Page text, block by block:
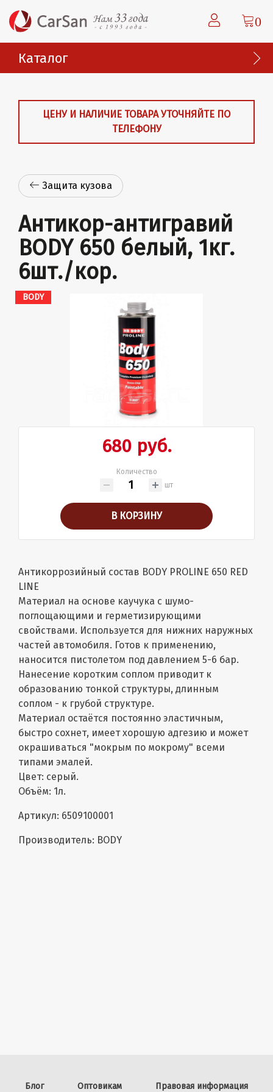
0
Каталог
ЦЕНУ И НАЛИЧИЕ ТОВАРА УТОЧНЯЙТЕ ПО
ТЕЛЕФОНУ
Защита кузова
Антикор-антигравий
BODY 650 белый, 1кг.
6шт./кор.
BODY
680 руб.
Количество
шт
В КОРЗИНУ
Антикоррозийный состав BODY PROLINE 650 RED
LINE
Материал на основе каучука с шумо-
поглощающими и герметизирующими
свойствами. Используется для нижних наружных
частей автомобиля. Готов к применению,
наносится пистолетом под давлением 5-6 бар.
Нанесение коротким соплом приводит к
образованию тонкой структуры, длинным
соплом - к грубой структуре.
Материал остаётся постоянно эластичным,
быстро сохнет, имеет хорошую адгезию и может
окрашиваться "мокрым по мокрому" всеми
типами эмалей.
Цвет: серый.
Объём: 1л.
Артикул: 6509100001
Производитель: BODY
Блог Оптовикам Правовая информация